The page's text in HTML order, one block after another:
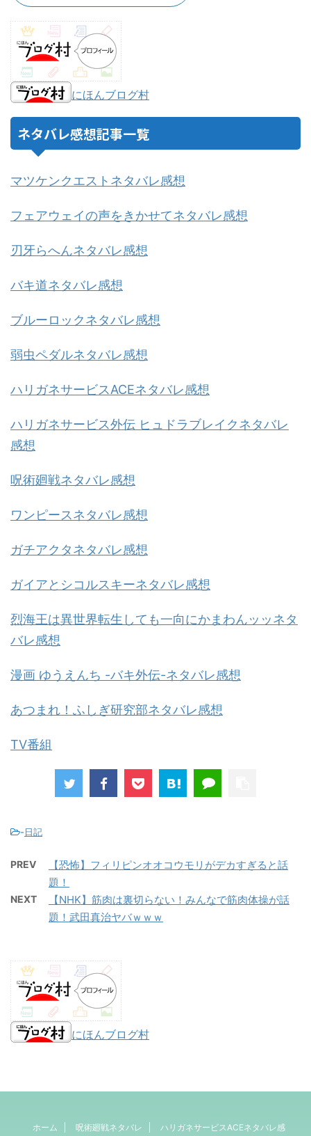
にほんブログ村
ネタバレ感想記事一覧
マツケンクエストネタバレ感想
フェアウェイの声をきかせてネタバレ感想
刃牙らへんネタバレ感想
バキ道ネタバレ感想
ブルーロックネタバレ感想
弱虫ペダルネタバレ感想
ハリガネサービスACEネタバレ感想
ハリガネサービス外伝 ヒュドラブレイクネタバレ
感想
呪術廻戦ネタバレ感想
ワンピースネタバレ感想
ガチアクタネタバレ感想
ガイアとシコルスキーネタバレ感想
烈海王は異世界転生しても一向にかまわんッッネタ
バレ感想
漫画 ゆうえんち -バキ外伝-ネタバレ感想
あつまれ！ふしぎ研究部ネタバレ感想
TV番組
-日記
PREV
【恐怖】フィリピンオオコウモリがデカすぎると話
題！
NEXT
【NHK】筋肉は裏切らない！みんなで筋肉体操が話
題！武田真治ヤバｗｗｗ
にほんブログ村
ホーム 呪術廻戦ネタバレ ハリガネサービスACEネタバレ感